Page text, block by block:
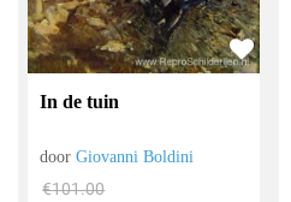
In de tuin
doorGiovanni Boldini
€101.00